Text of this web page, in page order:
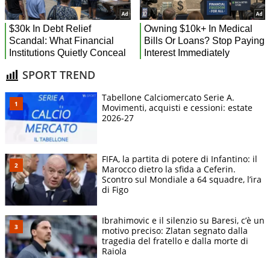
SPORT TREND
Tabellone Calciomercato Serie A.
Movimenti, acquisti e cessioni: estate
2026-27
FIFA, la partita di potere di Infantino: il
Marocco dietro la sfida a Ceferin.
Scontro sul Mondiale a 64 squadre, l’ira
di Figo
Ibrahimovic e il silenzio su Baresi, c’è un
motivo preciso: Zlatan segnato dalla
tragedia del fratello e dalla morte di
Raiola